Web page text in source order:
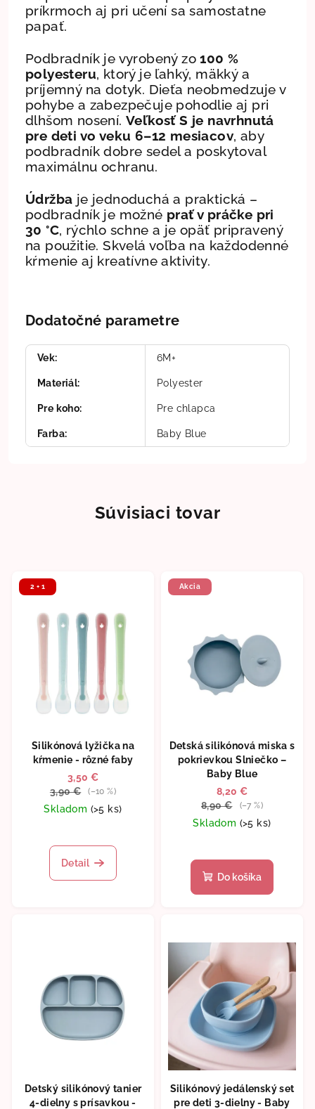
príkrmoch aj pri učení sa samostatne
papať.
Podbradník je vyrobený zo100 %
polyesteru, ktorý je ľahký, mäkký a
príjemný na dotyk. Dieťa neobmedzuje v
pohybe a zabezpečuje pohodlie aj pri
dlhšom nosení. Veľkosť S je navrhnutá
pre deti vo veku 6–12 mesiacov, aby
podbradník dobre sedel a poskytoval
maximálnu ochranu.
Údržba je jednoduchá a praktická –
podbradník je možné prať v práčke pri
30 °C, rýchlo schne a je opäť pripravený
na použitie. Skvelá voľba na každodenné
kŕmenie aj kreatívne aktivity.
Dodatočné parametre
Vek: 6M+
Materiál: Polyester
Pre koho: Pre chlapca
Farba: Baby Blue
Súvisiaci tovar
2 + 1
Silikónová lyžička na
kŕmenie - rôzné faby
3,50 €
3,90 €
(–10 %)
Skladom (>5 ks)
hodnotenie
produktu
Detail
Akcia
Detská silikónová miska s
pokrievkou Slniečko –
Baby Blue
8,20 €
8,90 €
(–7 %)
Skladom (>5 ks)
hodnotenie
produktu
hviezdičiek.
Do košíka
Detský silikónový tanier
4-dielny s prísavkou -
Silikónový jedálenský set
pre deti 3-dielny - Baby